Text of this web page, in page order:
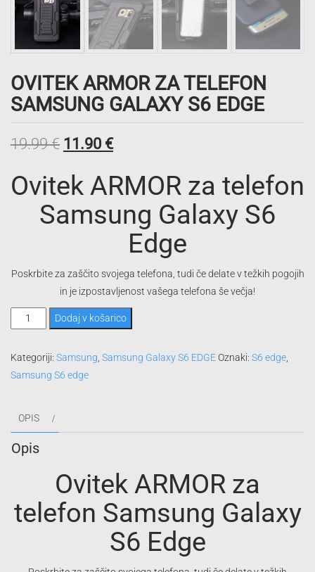
OVITEK ARMOR ZA TELEFON
SAMSUNG GALAXY S6 EDGE
19.99€ Izvirna
cena
je
bila:
11.90 €Trenutna
je:
11.90 €.
Ovitek ARMOR za telefon
Samsung Galaxy S6
Edge
Poskrbite za zaščito svojega telefona, tudi če delate v težkih pogojih
in je izpostavljenost vašega telefona še večja!
Ovitek
ARMOR
S6
količina
Dodaj v košarico
Kategoriji: Samsung Samsung Galaxy S6 EDGEOznaki: S6 edge
Samsung S6 edge
OPIS
Opis
Ovitek ARMOR za
telefon Samsung Galaxy
S6 Edge